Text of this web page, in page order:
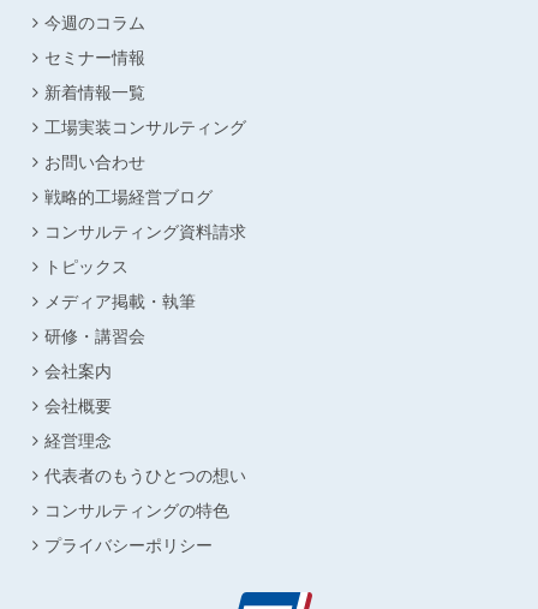
今週のコラム
セミナー情報
新着情報一覧
工場実装コンサルティング
お問い合わせ
戦略的工場経営ブログ
コンサルティング資料請求
トピックス
メディア掲載・執筆
研修・講習会
会社案内
会社概要
経営理念
代表者のもうひとつの想い
コンサルティングの特色
プライバシーポリシー